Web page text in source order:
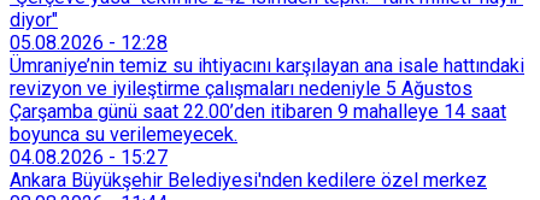
diyor"
05.08.2026 - 12:28
Ümraniye’nin temiz su ihtiyacını karşılayan ana isale hattındaki
revizyon ve iyileştirme çalışmaları nedeniyle 5 Ağustos
Çarşamba günü saat 22.00’den itibaren 9 mahalleye 14 saat
boyunca su verilemeyecek.
04.08.2026 - 15:27
Ankara Büyükşehir Belediyesi'nden kedilere özel merkez